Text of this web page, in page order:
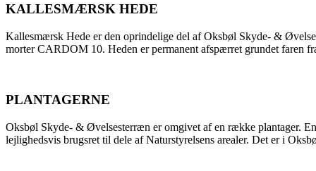
KALLESMÆRSK HEDE
Kallesmærsk Hede er den oprindelige del af Oksbøl Skyde- &
morter CARDOM 10. Heden er permanent afspærret grundet faren
PLANTAGERNE
Oksbøl Skyde- & Øvelsesterræn er omgivet af en række plantager.
lejlighedsvis brugsret til dele af Naturstyrelsens arealer. Det er i